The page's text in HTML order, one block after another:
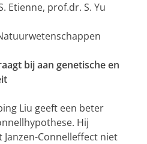
Etienne, prof.dr. S. Yu
bij aan genetische en
Liu geeft een beter
Hij
Connelleffect niet